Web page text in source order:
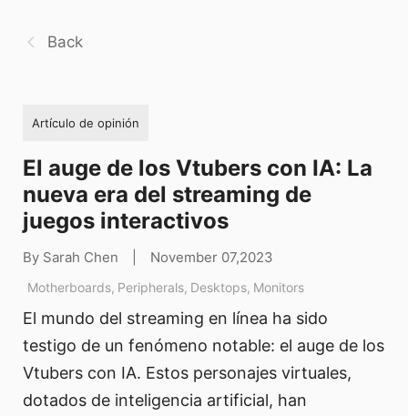
Back
Artículo de opinión
El auge de los Vtubers con IA: La
nueva era del streaming de
juegos interactivos
By Sarah Chen November 07,2023
Motherboards, Peripherals, Desktops, Monitors
El mundo del streaming en línea ha sido
testigo de un fenómeno notable: el auge de los
Vtubers con IA. Estos personajes virtuales,
dotados de inteligencia artificial, han